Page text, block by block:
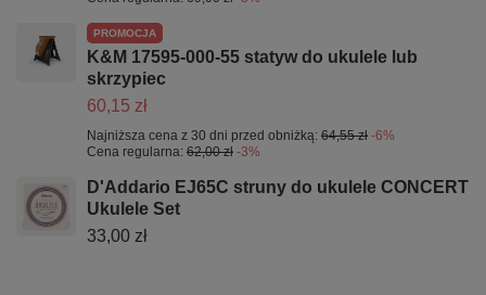
PROMOCJA
K&M 17595-000-55 statyw do ukulele lub
skrzypiec
60,15 zł
Najniższa cena z 30 dni przed obniżką: 64,55 zł -6%
Cena regularna: 62,00 zł -3%
D'Addario EJ65C struny do ukulele CONCERT
Ukulele Set
33,00 zł